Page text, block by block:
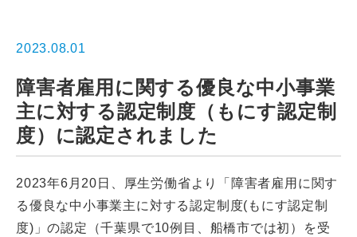
2023.08.01
障害者雇用に関する優良な中小事業
主に対する認定制度（もにす認定制
度）に認定されました
2023年6月20日、厚生労働省より「障害者雇用に関す
る優良な中小事業主に対する認定制度(もにす認定制
度)」の認定（千葉県で10例目、船橋市では初）を受